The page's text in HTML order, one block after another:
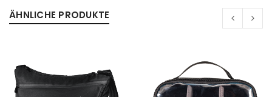
ÄHNLICHE PRODUKTE